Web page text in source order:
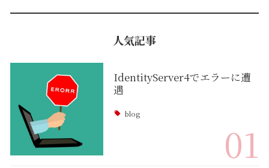
人気記事
IdentityServer4でエラーに遭
遇
blog
01